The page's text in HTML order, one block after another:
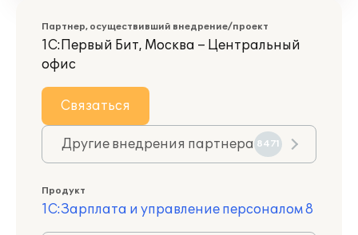
Партнер, осуществивший внедрение/проект
1С:Первый Бит, Москва – Центральный
офис
Связаться
Другие внедрения партнера 8471
Продукт
1С:Зарплата и управление персоналом 8